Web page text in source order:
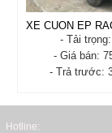
- Tải
- Giá bán:
- Trả trước:
KHỐI HINO
- Xuất xứ:
Hotline: